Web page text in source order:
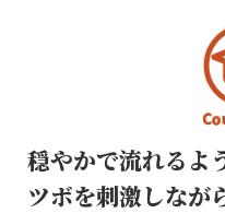
利用案内
穏やかで流れるよ
ツボを刺激しなが